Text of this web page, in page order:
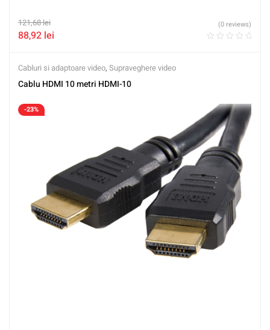
121,68lei
88,92 lei
(0 reviews)
Cabluri si adaptoare video, Supraveghere video
Cablu HDMI 10 metri HDMI-10
-23%